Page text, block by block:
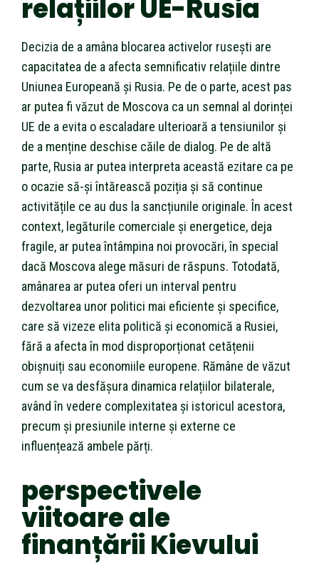
relațiilor UE-Rusia
Decizia de a amâna blocarea activelor rusești are
capacitatea de a afecta semnificativ relațiile dintre
Uniunea Europeană și Rusia. Pe de o parte, acest pas
ar putea fi văzut de Moscova ca un semnal al dorinței
UE de a evita o escaladare ulterioară a tensiunilor și
de a menține deschise căile de dialog. Pe de altă
parte, Rusia ar putea interpreta această ezitare ca pe
o ocazie să-și întărească poziția și să continue
activitățile ce au dus la sancțiunile originale. În acest
context, legăturile comerciale și energetice, deja
fragile, ar putea întâmpina noi provocări, în special
dacă Moscova alege măsuri de răspuns. Totodată,
amânarea ar putea oferi un interval pentru
dezvoltarea unor politici mai eficiente și specifice,
care să vizeze elita politică și economică a Rusiei,
fără a afecta în mod disproporționat cetățenii
obișnuiți sau economiile europene. Rămâne de văzut
cum se va desfășura dinamica relațiilor bilaterale,
având în vedere complexitatea și istoricul acestora,
precum și presiunile interne și externe ce
influențează ambele părți.
perspectivele
viitoare ale
finanțării Kievului